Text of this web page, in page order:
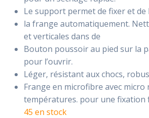
Le support permet de fixer et
la frange automatiquement.
et verticales dans de
Bouton poussoir au pied sur la
pour l’ouvrir.
Léger, résistant aux chocs,
Frange en microfibre avec
températures. pour une fixation
45 en stock